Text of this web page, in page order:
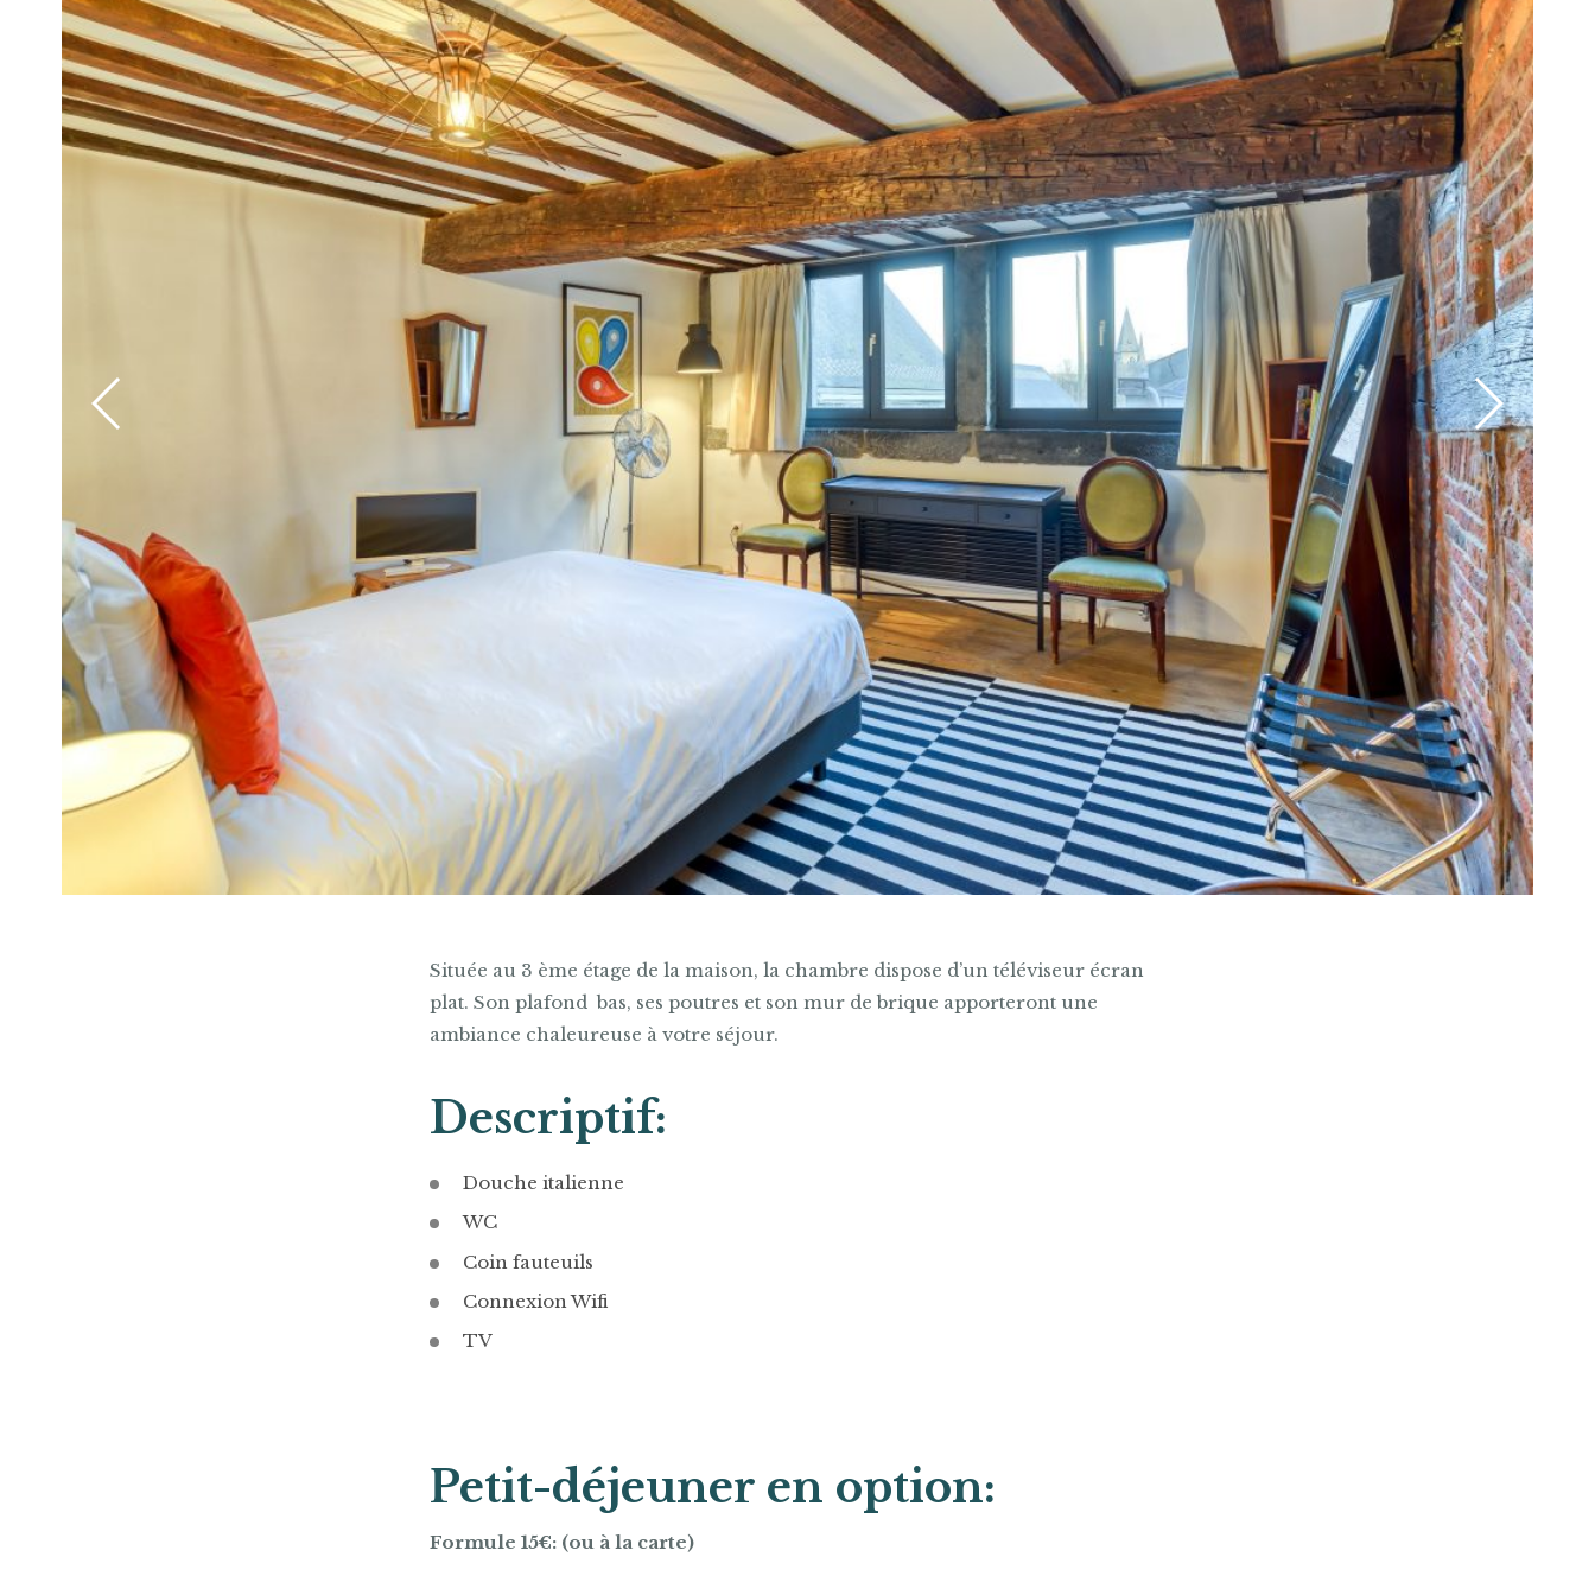
Accueil
Les chambres
Coin bagels
Les environs
Contact
Réservation
Située au 3 ème étage de la maison, la chambre dispose d’un téléviseur écran
plat. Son plafond bas, ses poutres et son mur de brique apporteront une
ambiance chaleureuse à votre séjour.
Descriptif:
Douche italienne
WC
Coin fauteuils
Connexion Wifi
TV
Petit-déjeuner en option:
Formule 15€: (ou à la carte)